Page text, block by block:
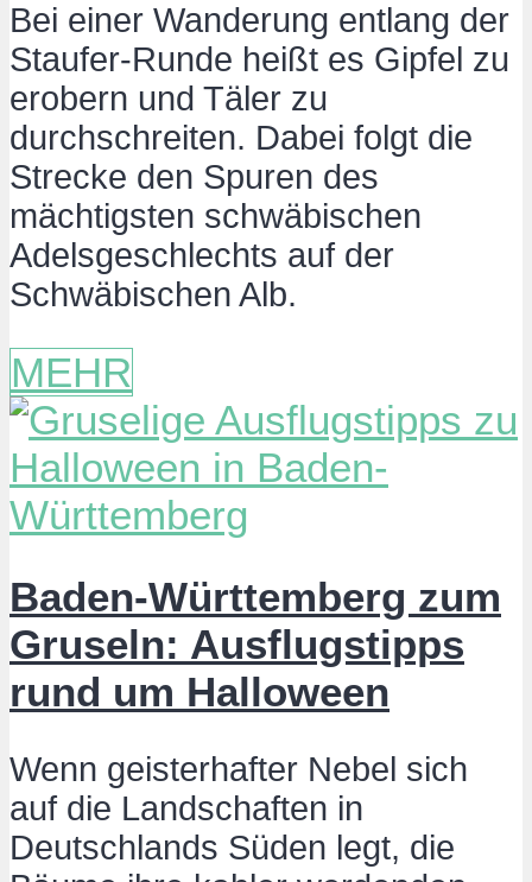
Bei einer Wanderung entlang der
Staufer-Runde heißt es Gipfel zu
erobern und Täler zu
durchschreiten. Dabei folgt die
Strecke den Spuren des
mächtigsten schwäbischen
Adelsgeschlechts auf der
Schwäbischen Alb.
MEHR
Baden-Württemberg zum
Gruseln: Ausflugstipps
rund um Halloween
Wenn geisterhafter Nebel sich
auf die Landschaften in
Deutschlands Süden legt, die